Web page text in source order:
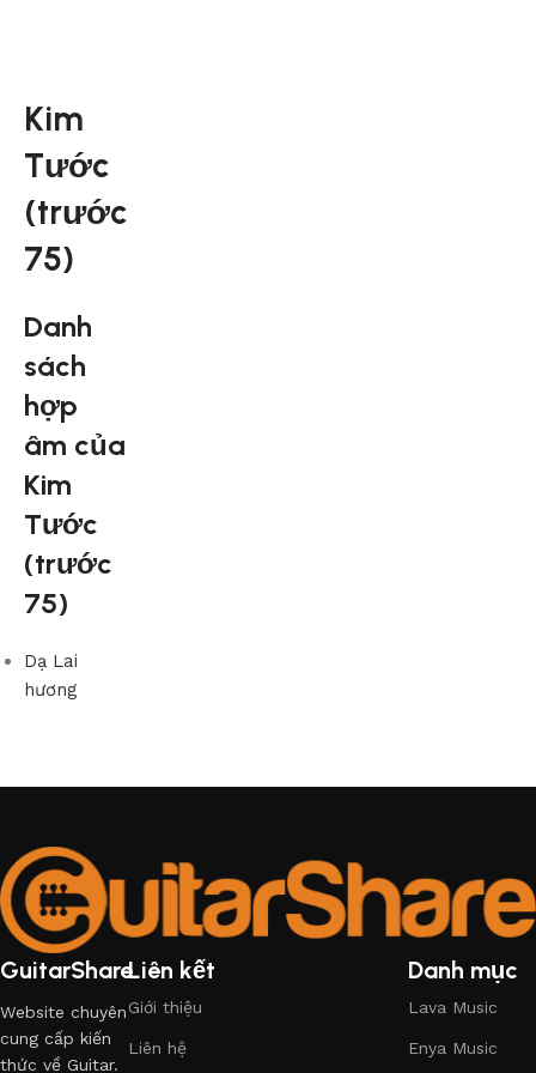
Kim
Tước
(trước
75)
Danh
sách
hợp
âm của
Kim
Tước
(trước
75)
Dạ Lai
hương
GuitarShare
Website chuyên
cung cấp kiến
thức về Guitar.
Liên kết
Giới thiệu
Liên hệ
Danh mục
Lava Music
Enya Music